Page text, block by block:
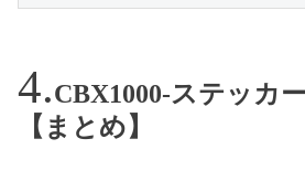
CBX1000-ステッカ
【まとめ】